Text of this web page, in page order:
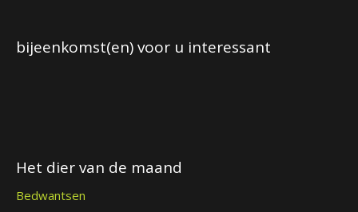
bijeenkomst(en) voor u interessant
Het dier van de maand
Bedwantsen